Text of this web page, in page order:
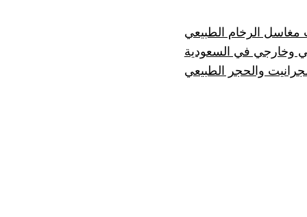
مغاسل الرخام الطبيعي
وخارجي في السعودية
والحجر الطبيعي